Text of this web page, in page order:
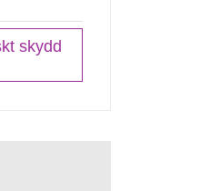
skydd